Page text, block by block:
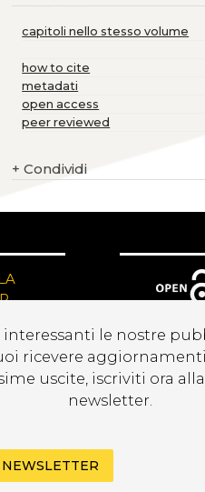
capitoli nello stesso volume
how to cite
metadati
open access
peer reviewed
+ Condividi
interessanti le nostre
ricevere
uscite, iscriviti ora
newsletter.
NEWSLETTER